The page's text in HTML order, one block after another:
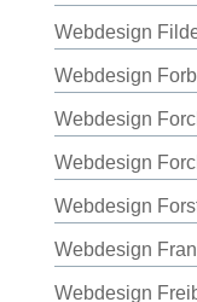
Webdesign
Webdesign
Webdesign
Webdesign
Webdesign
Webdesign
Webdesign